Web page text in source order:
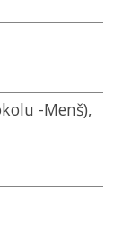
-Menš),